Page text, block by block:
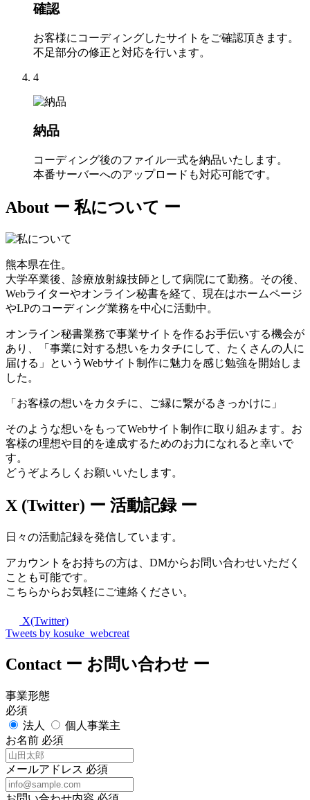
確認
お客様にコーディングしたサイトをご確認頂きます。
不足部分の修正と対応を行います。
4
納品
コーディング後のファイル一式を納品いたします。
本番サーバーへのアップロードも対応可能です。
About ー 私について ー
熊本県在住。
大学卒業後、診療放射線技師として病院にて勤務。その後、
Webライターやオンライン秘書を経て、現在はホームページ
やLPのコーディング業務を中心に活動中。
オンライン秘書業務で事業サイトを作るお手伝いする機会が
あり、「事業に対する想いをカタチにして、たくさんの人に
届ける」というWebサイト制作に魅力を感じ勉強を開始しま
した。
「お客様の想いをカタチに、ご縁に繋がるきっかけに」
そのような想いをもってWebサイト制作に取り組みます。お
客様の理想や目的を達成するためのお力になれると幸いで
す。
どうぞよろしくお願いいたします。
X (Twitter) ー 活動記録 ー
日々の活動記録を発信しています。
アカウントをお持ちの方は、DMからお問い合わせいただく
ことも可能です。
こちらからお気軽にご連絡ください。
X(Twitter)
Tweets by kosuke_webcreat
Contact ー お問い合わせ ー
事業形態
必須
法人
個人事業主
お名前 必須
メールアドレス 必須